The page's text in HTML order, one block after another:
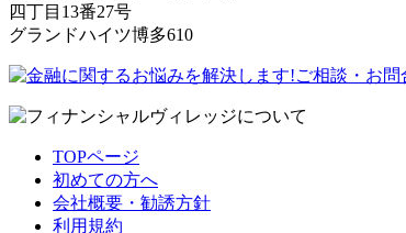
四丁目13番27号
グランドハイツ博多610
TOPページ
初めての方へ
会社概要・勧誘方針
利用規約